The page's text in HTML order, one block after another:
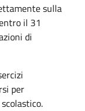
sulla
il 31
di
per